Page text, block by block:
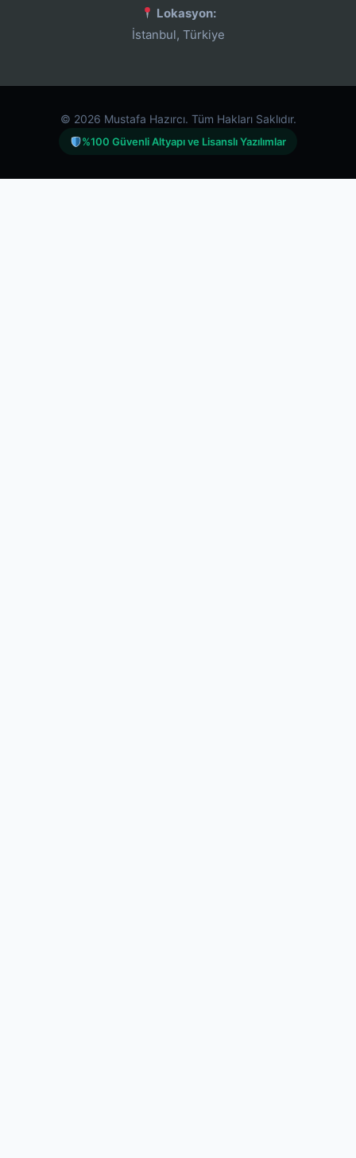
Lokasyon:
İstanbul, Türkiye
© 2026 Mustafa Hazırcı. Tüm Hakları Saklıdır.
%100 Güvenli Altyapı ve Lisanslı Yazılımlar